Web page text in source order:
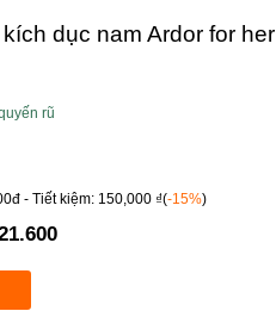
dục nam Ardor for her
rũ
- Tiết kiệm: 150,000 ₫(-15%)